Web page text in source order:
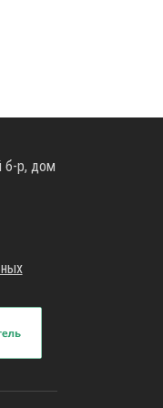
б-р, дом